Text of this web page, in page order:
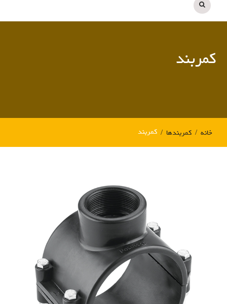
کمربند
خانه کمربندها کمربند